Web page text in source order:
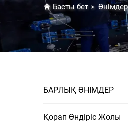
Басты бет > Өнімдер
БАРЛЫҚ ӨНІМДЕР
Қорап Өндіріс Жолы